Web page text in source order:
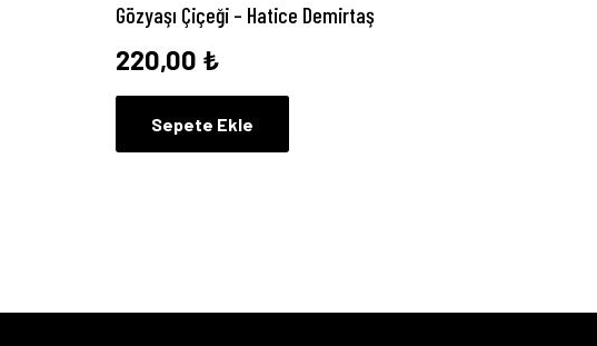
Gözyaşı Çiçeği – Hatice Demirtaş
220,00 ₺
Sepete Ekle